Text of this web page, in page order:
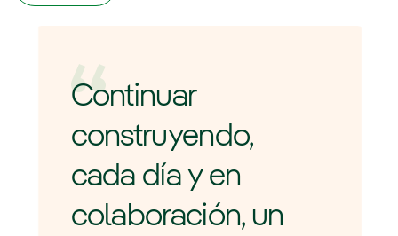
Continuar
construyendo,
cada día y en
colaboración, un